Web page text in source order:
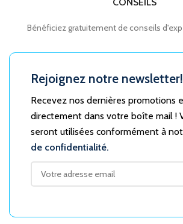
Bénéficiez gratuitement de conseils
Rejoignez notre newsletter!
Recevez nos dernières promotions
directement dans votre boîte mail !
seront utilisées conformément à
de confidentialité.